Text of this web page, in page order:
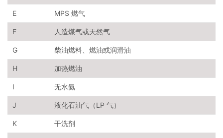
E MPS 燃气
F 人造煤气或天然气
G 柴油燃料、燃油或润滑油
H 加热燃油
I 无水氨
J 液化石油气（LP 气）
K 干洗剂